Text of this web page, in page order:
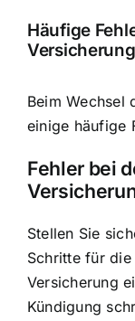
Häufige
Beim Wechsel
einige häufige
Fehler bei
Stellen Sie
Schritte für
Versicherung
Kündigung